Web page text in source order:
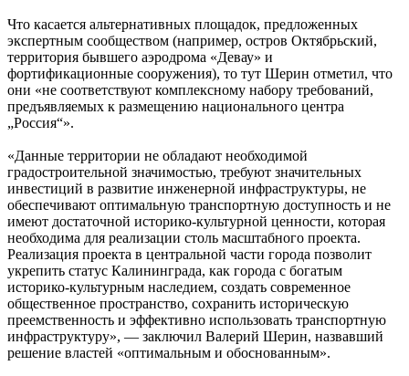
Что касается альтернативных площадок, предложенных
экспертным сообществом (например, остров Октябрьский,
территория бывшего аэродрома «Девау» и
фортификационные сооружения), то тут Шерин отметил, что
они «не соответствуют комплексному набору требований,
предъявляемых к размещению национального центра
„Россия“».
«Данные территории не обладают необходимой
градостроительной значимостью, требуют значительных
инвестиций в развитие инженерной инфраструктуры, не
обеспечивают оптимальную транспортную доступность и не
имеют достаточной историко-культурной ценности, которая
необходима для реализации столь масштабного проекта.
Реализация проекта в центральной части города позволит
укрепить статус Калининграда, как города с богатым
историко-культурным наследием, создать современное
общественное пространство, сохранить историческую
преемственность и эффективно использовать транспортную
инфраструктуру», — заключил Валерий Шерин, назвавший
решение властей «оптимальным и обоснованным».